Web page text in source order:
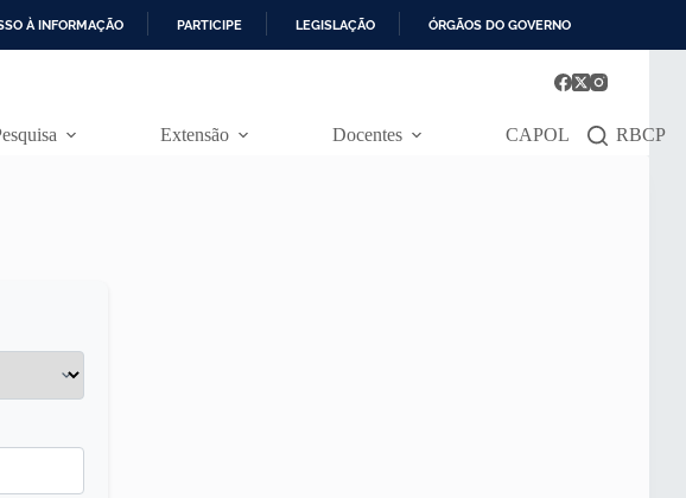
À INFORMAÇÃO PARTICIPE LEGISLAÇÃO ÓRGÃOS DO GOVERNO
Extensão Docentes CAPOL RBCP